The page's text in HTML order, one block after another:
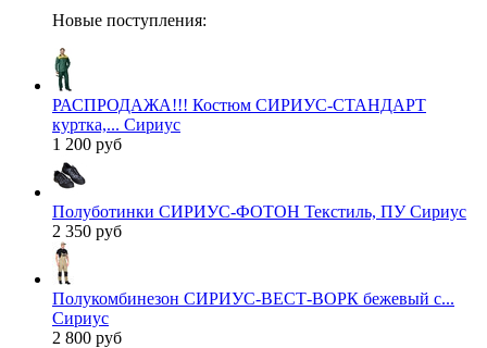
Новые поступления:
РАСПРОДАЖА!!! Костюм СИРИУС-СТАНДАРТ
куртка,... Сириус
1 200 руб
Полуботинки СИРИУС-ФОТОН Текстиль, ПУ Сириус
2 350 руб
Полукомбинезон СИРИУС-ВЕСТ-ВОРК бежевый с...
Сириус
2 800 руб